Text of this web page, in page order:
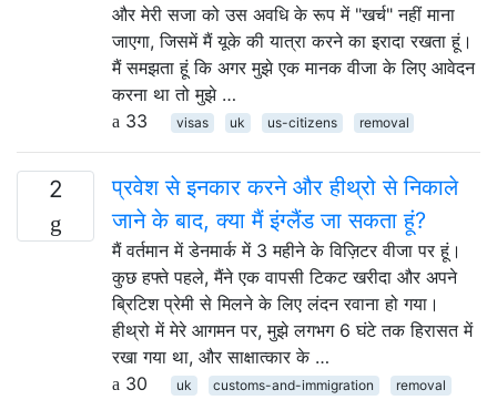
और मेरी सजा को उस अवधि के रूप में "खर्च" नहीं माना
जाएगा, जिसमें मैं यूके की यात्रा करने का इरादा रखता हूं।
मैं समझता हूं कि अगर मुझे एक मानक वीजा के लिए आवेदन
करना था तो मुझे …
33
visas uk us-citizens removal
2
प्रवेश से इनकार करने और हीथ्रो से निकाले
जाने के बाद, क्या मैं इंग्लैंड जा सकता हूं?
मैं वर्तमान में डेनमार्क में 3 महीने के विज़िटर वीजा पर हूं।
कुछ हफ्ते पहले, मैंने एक वापसी टिकट खरीदा और अपने
ब्रिटिश प्रेमी से मिलने के लिए लंदन रवाना हो गया।
हीथ्रो में मेरे आगमन पर, मुझे लगभग 6 घंटे तक हिरासत में
रखा गया था, और साक्षात्कार के …
30
uk customs-and-immigration removal